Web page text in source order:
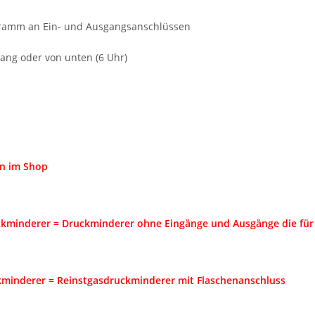
an Ein- und Ausgangsanschlüssen
oder von unten (6 Uhr)
im Shop
= Druckminderer ohne Eingänge und Ausgänge die
= Reinstgasdruckminderer mit Flaschenanschluss